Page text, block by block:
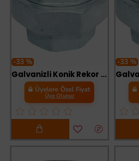
-33 %
Galvanizli Konik Rekor 1/2
Üyelere Özel Fiyat
Üye Olunuz
-33 %